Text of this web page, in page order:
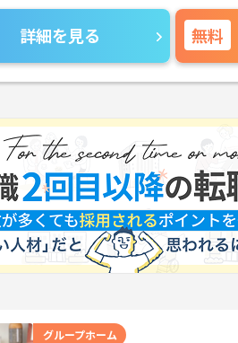
詳細を見る 無料
グループホーム